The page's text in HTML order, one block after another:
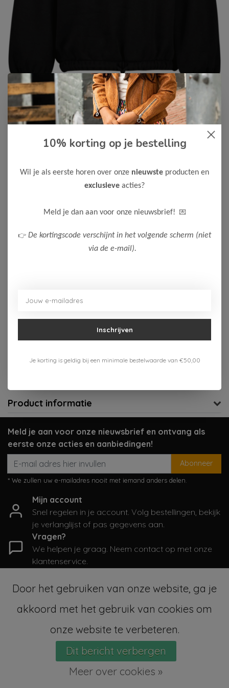
Cars Jeans
Cars Jeans Meisjes Sweater
SIGRIA
7,50
Maak een keuze:
176
Verzenden 1-3 werkdagen
Product informatie
Meld je aan voor onze nieuwsbrief en ontvang als
eerste onze acties en aanbiedingen!
Abonneer
* We zullen uw e-mailadres nooit met iemand anders delen.
Mijn account
Snel regelen in je account. Volg bestellingen, bekijk
je verlanglijst of pas gegevens aan.
Vragen?
We helpen je graag. Neem contact op met onze
klantenservice.
Informatie
Categorieën
© Copyright 2026 - SampleSale4Kids | RealisatieInStijl Media
Algemene voorwaarden|RSS Feed
Door het gebruiken van onze website, ga je
akkoord met het gebruik van cookies om
onze website te verbeteren.
Dit bericht verbergen
Meer over cookies »
10% korting op je bestelling
Wil je als eerste horen over onze nieuwste producten en
exclusieve acties?
Meld je dan aan voor onze nieuwsbrief! 💌
👉 De kortingscode verschijnt in het volgende scherm (niet
via de e-mail).
Inschrijven
Je korting is geldig bij een minimale bestelwaarde van €50,00